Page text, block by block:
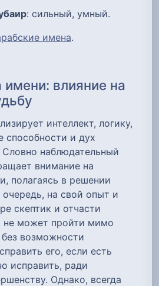
: сильный, умный.
имена.
влияние на
интеллект, логику,
способности и дух
Словно наблюдательный
внимание на
полагаясь в решении
на свой опыт и
скептик и отчасти
не может пройти мимо
возможности
его, если есть
исправить, ради
Однако, всегда